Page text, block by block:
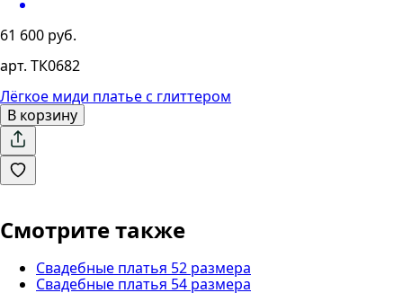
61 600 руб.
арт. ТК0682
Лёгкое миди платье с глиттером
В корзину
Смотрите также
Свадебные платья 52 размера
Свадебные платья 54 размера